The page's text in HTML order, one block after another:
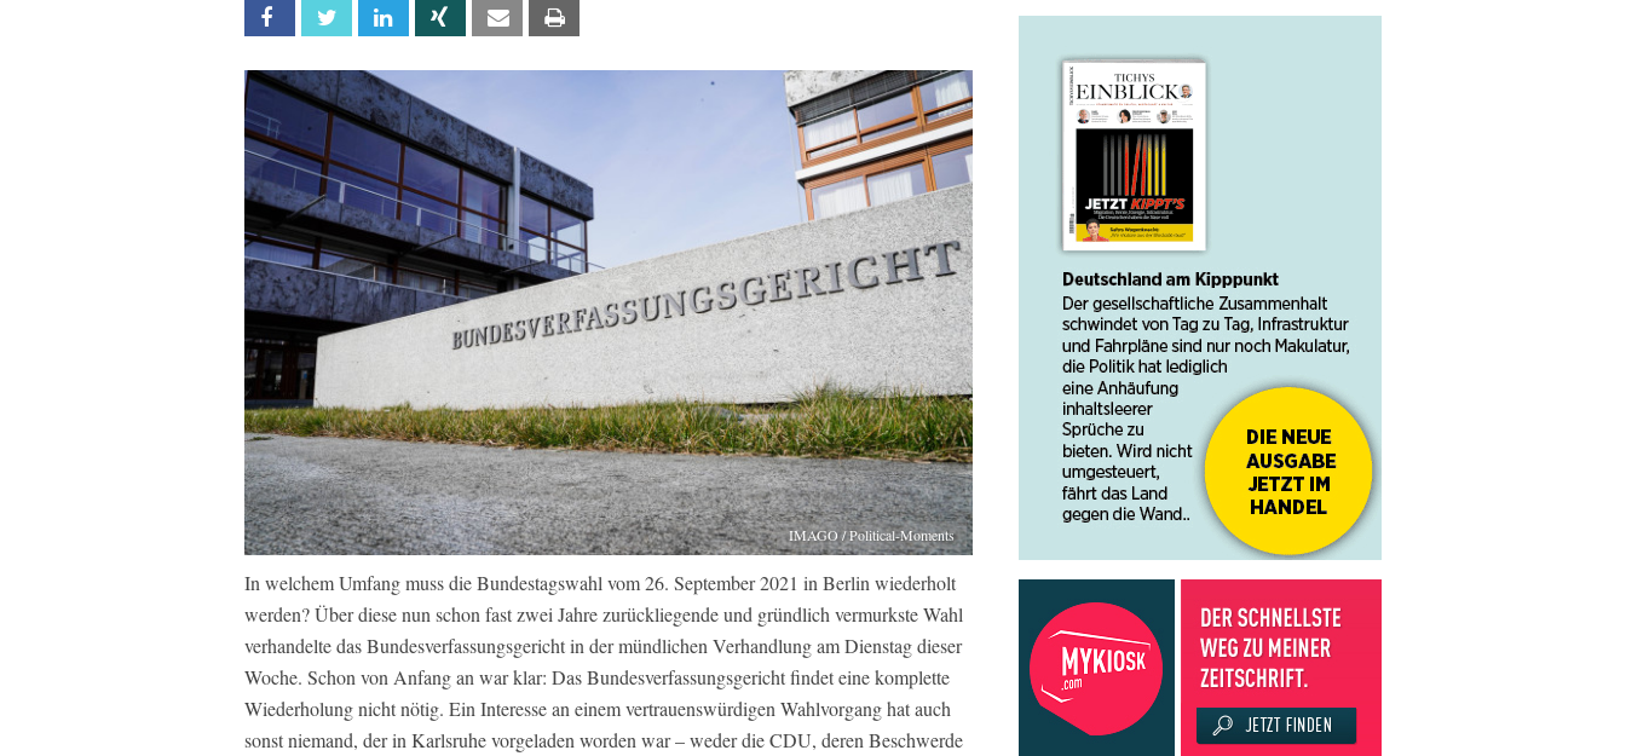
Facebook Twitter Linkedin Xing Email
IMAGO / Political-Moments
In welchem Umfang muss die Bundestagswahl vom 26. September 2021 in Berlin wiederholt
werden? Über diese nun schon fast zwei Jahre zurückliegende und gründlich vermurkste Wahl
verhandelte das Bundesverfassungsgericht in der mündlichen Verhandlung am Dienstag dieser
Woche. Schon von Anfang an war klar: Das Bundesverfassungsgericht findet eine komplette
Wiederholung nicht nötig. Ein Interesse an einem vertrauenswürdigen Wahlvorgang hat auch
sonst niemand, der in Karlsruhe vorgeladen worden war – weder die CDU, deren Beschwerde